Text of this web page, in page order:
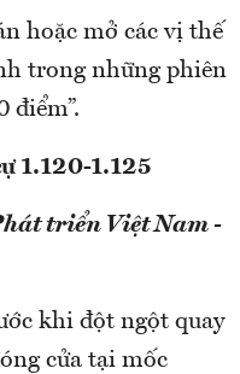
hoặc mở các vị thế
trong những phiên
điểm”.
1.120-1.125
triển Việt Nam -
khi đột ngột quay
cửa tại mốc